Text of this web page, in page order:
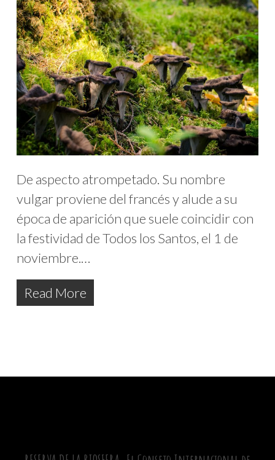
De aspecto atrompetado. Su nombre
vulgar proviene del francés y alude a su
época de aparición que suele coincidir con
la festividad de Todos los Santos, el 1 de
noviembre.…
Read More